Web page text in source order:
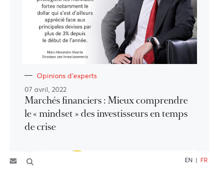
Opinions d'experts
07 avril, 2022
Marchés financiers : Mieux comprendre
le « mindset » des investisseurs en temps
de crise
EN | FR